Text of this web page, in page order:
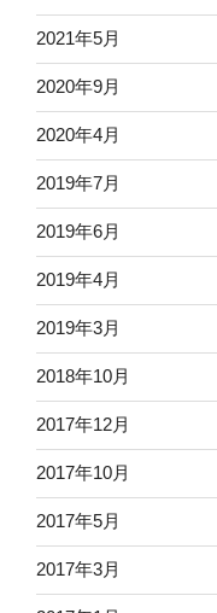
2021年5月
2020年9月
2020年4月
2019年7月
2019年6月
2019年4月
2019年3月
2018年10月
2017年12月
2017年10月
2017年5月
2017年3月